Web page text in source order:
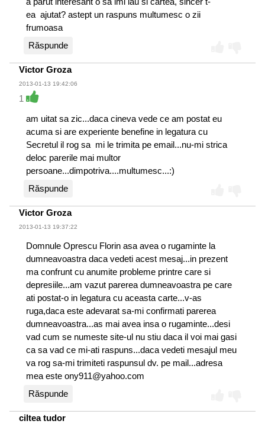
ea ajutat? astept un raspuns multumesc o zii
frumoasa
Răspunde
Victor Groza
2013-01-13 19:42:06
1
am uitat sa zic...daca cineva vede ce am postat eu
acuma si are experiente benefine in legatura cu
Secretul il rog sa mi le trimita pe email...nu-mi strica
deloc parerile mai multor
persoane...dimpotriva....multumesc...:)
Răspunde
Victor Groza
2013-01-13 19:37:22
Domnule Oprescu Florin asa avea o rugaminte la
dumneavoastra daca vedeti acest mesaj...in prezent
ma confrunt cu anumite probleme printre care si
depresiile...am vazut parerea dumneavoastra pe care
ati postat-o in legatura cu aceasta carte...v-as
ruga,daca este adevarat sa-mi confirmati parerea
dumneavoastra...as mai avea insa o rugaminte...desi
vad cum se numeste site-ul nu stiu daca il voi mai gasi
ca sa vad ce mi-ati raspuns...daca vedeti mesajul meu
va rog sa-mi trimiteti raspunsul dv. pe mail...adresa
mea este ony911@yahoo.com
Răspunde
ciltea tudor